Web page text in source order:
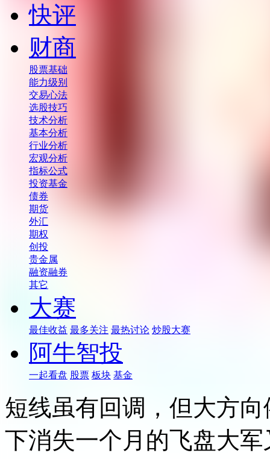
快评
财商
股票基础
能力级别
交易心法
选股技巧
技术分析
基本分析
行业分析
宏观分析
指标公式
投资基金
债券
期货
外汇
期权
创投
贵金属
融资融券
其它
大赛
最佳收益 最多关注 最热讨论 炒股大赛
阿牛智投
一起看盘 股票 板块 基金
短线虽有回调，但大方
下消失一个月的飞盘大